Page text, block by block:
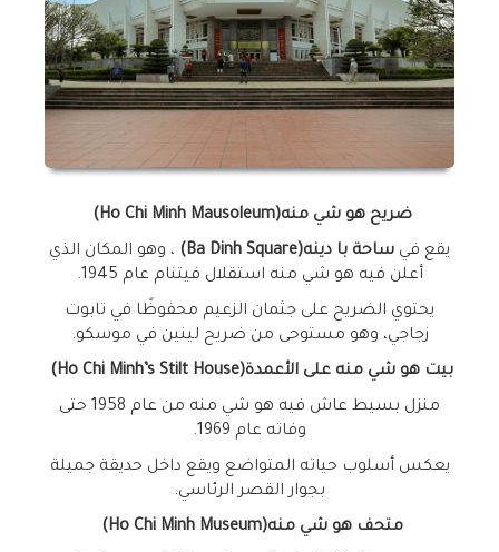
ضريح هو شي منه(Ho Chi Minh Mausoleum)
يقع في ساحة با دينه(Ba Dinh Square) ، وهو المكان الذي
أعلن فيه هو شي منه استقلال فيتنام عام 1945
.
يحتوي الضريح على جثمان الزعيم محفوظًا في تابوت
زجاجي، وهو مستوحى من ضريح لينين في موسكو.
بيت هو شي منه على الأعمدة(Ho Chi Minh’s Stilt House)
منزل بسيط عاش فيه هو شي منه من عام 1958 حتى
وفاته عام 1969
.
يعكس أسلوب حياته المتواضع ويقع داخل حديقة جميلة
بجوار القصر الرئاسي.
متحف هو شي منه(Ho Chi Minh Museum)